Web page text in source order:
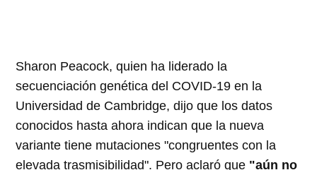
Sharon Peacock, quien ha liderado la
secuenciación genética del COVID-19 en la
Universidad de Cambridge, dijo que los datos
conocidos hasta ahora indican que la nueva
variante tiene mutaciones "congruentes con la
elevada trasmisibilidad". Pero aclaró que "aún no